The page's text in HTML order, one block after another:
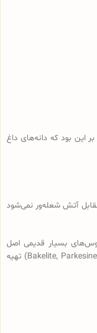
این بود که دانه‌های داغ
آتش شعله‌ور نمی‌شود
بسیار قدیمی اصل
(سندلوس‌هایی با قدمت بیش از 100 سال، نه آنچه که در بازار به نام سندلوس آلمانی قدیمی فروخته می‌شود) از رزین طبیعی ساخته شده و سندلوس‌‌های اصل امروزی از رزین‌های سه‌گانه مصنوعی (Bakelite, Parkesine, Faturan) تهیه